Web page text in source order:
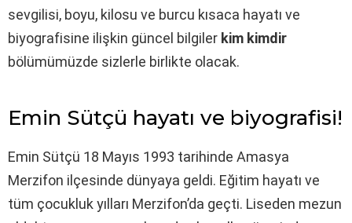
sevgilisi, boyu, kilosu ve burcu kısaca hayatı ve
biyografisine ilişkin güncel bilgiler kim kimdir
bölümümüzde sizlerle birlikte olacak.
Emin Sütçü hayatı ve biyografisi!
Emin Sütçü 18 Mayıs 1993 tarihinde Amasya
Merzifon ilçesinde dünyaya geldi. Eğitim hayatı ve
tüm çocukluk yılları Merzifon’da geçti. Liseden mezun